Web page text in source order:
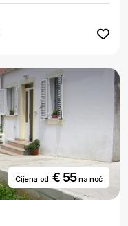
Cijena od € 55na noć